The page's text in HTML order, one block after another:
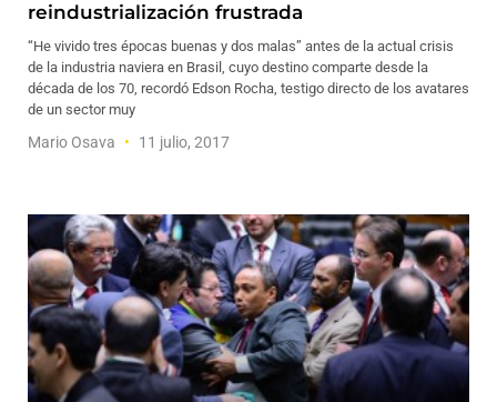
reindustrialización frustrada
“He vivido tres épocas buenas y dos malas” antes de la actual crisis
de la industria naviera en Brasil, cuyo destino comparte desde la
década de los 70, recordó Edson Rocha, testigo directo de los avatares
de un sector muy
Mario Osava 11 julio, 2017